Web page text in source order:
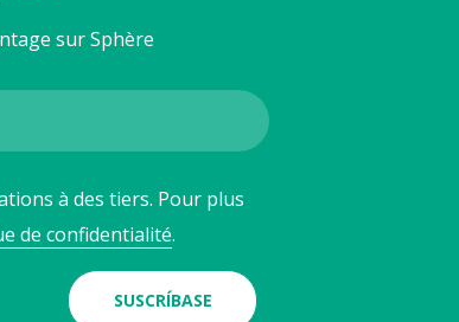
sur Sphère
à des tiers. Pour plus
de confidentialité.
SUSCRÍBASE